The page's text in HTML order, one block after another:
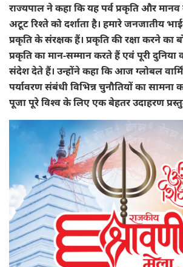
राज्यपाल ने कहा कि यह पर्व प्रकृति और
अटूट रिश्ते को दर्शाता है। हमारे जनजातीय
प्रकृति के संरक्षक हैं। प्रकृति की रक्षा करने
प्रकृति का मान-सम्मान करते हैं एवं पूरी
संदेश देते हैं। उन्होंने कहा कि आज ग्लोबल
पर्यावरण संबंधी विभिन्न चुनौतियों का सामना
पूजा पूरे विश्व के लिए एक बेहतर उदाहरण